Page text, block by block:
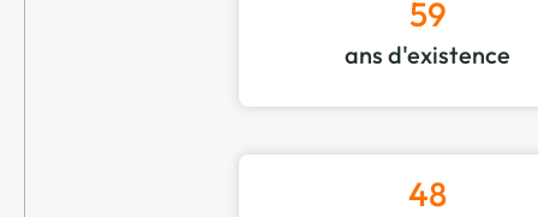
59
ans d'existence
48